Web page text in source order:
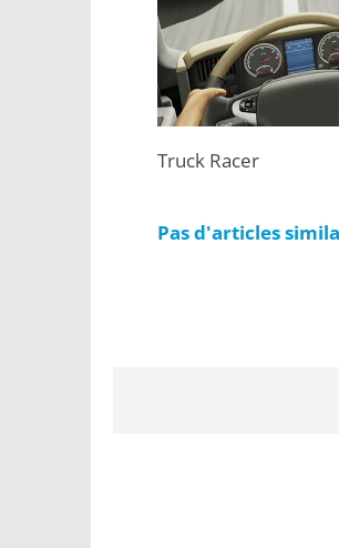
Truck Racer
Pas d'articles